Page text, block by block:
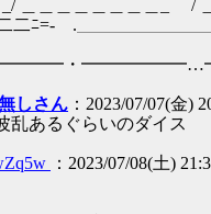
＿＿＿＿＿＿_ / ＿
ﾆ=- .＿＿＿＿＿＿＿＿
・
しさん ：2023/07/07(金)
乱あるぐらいのダイス
：2023/07/08(土)